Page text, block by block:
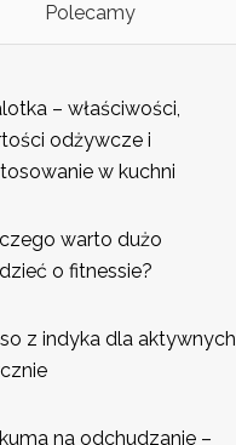
Polecamy
– właściwości,
odżywcze i
w kuchni
warto dużo
o fitnessie?
z indyka dla aktywnych
na odchudzanie –